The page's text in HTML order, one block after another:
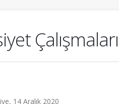
Çalışmaları
14 Aralık 2020